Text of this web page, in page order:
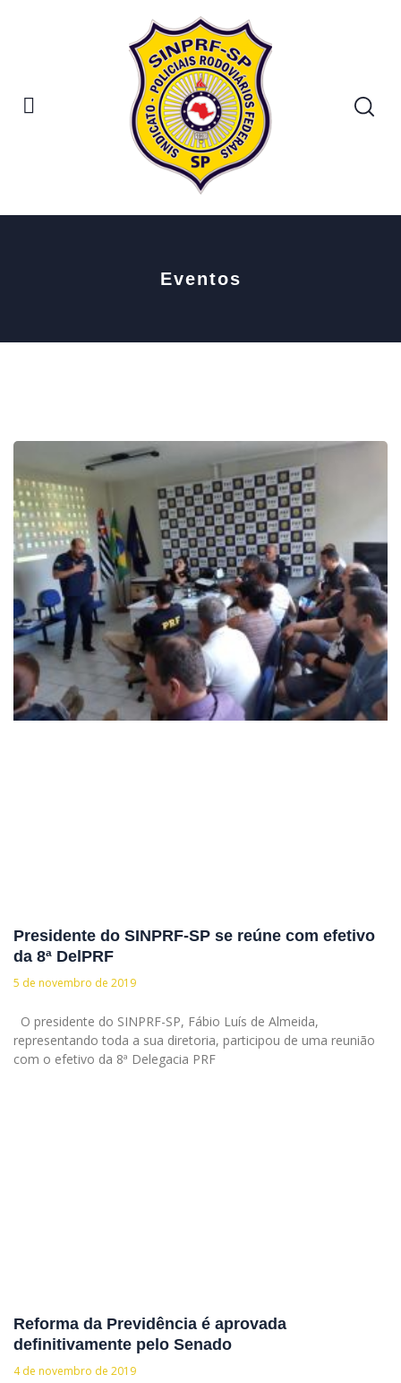
Eventos
Presidente do SINPRF-SP se reúne com efetivo
da 8ª DelPRF
5 de novembro de 2019
O presidente do SINPRF-SP, Fábio Luís de Almeida,
representando toda a sua diretoria, participou de uma reunião
com o efetivo da 8ª Delegacia PRF
Reforma da Previdência é aprovada
definitivamente pelo Senado
4 de novembro de 2019